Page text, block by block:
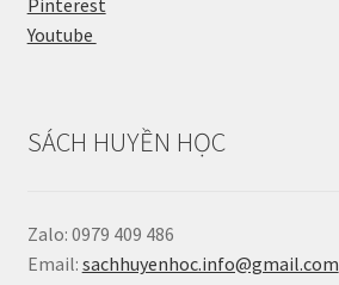
Pinterest
Youtube
SÁCH HUYỀN HỌC
Zalo: 0979 409 486
Email: sachhuyenhoc.info@gmail.com